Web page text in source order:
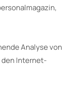
Analyse von
den Internet-